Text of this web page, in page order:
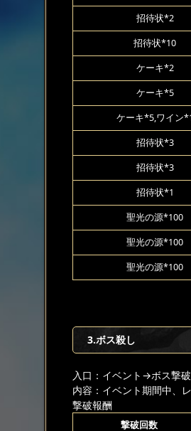
招待状*2
招待状*10
ケーキ*2
ケーキ*5
ケーキ*5,ワイン
招待状*3
招待状*3
招待状*1
聖光の源*100
聖光の源*100
聖光の源*100
3.ボス殺し
入口：イベント →ボス撃破
内容：イベント期間中、
撃破報酬
撃破回数